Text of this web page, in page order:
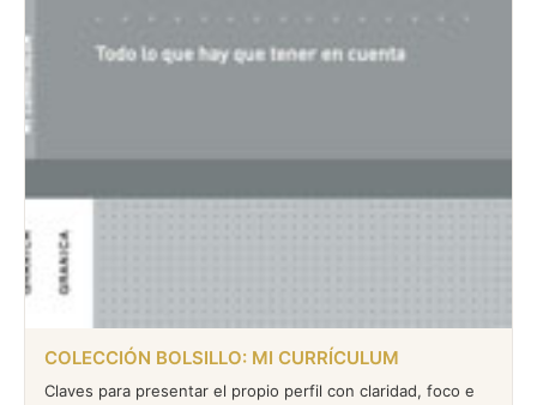
COLECCIÓN BOLSILLO: MI CURRÍCULUM
Claves para presentar el propio perfil con claridad, foco e